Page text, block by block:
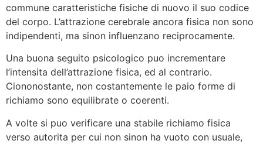
commune caratteristiche fisiche di nuovo il suo codice
del corpo. L’attrazione cerebrale ancora fisica non sono
indipendenti, ma sinon influenzano reciprocamente.
Una buona seguito psicologico puo incrementare
l’intensita dell’attrazione fisica, ed al contrario.
Ciononostante, non costantemente le paio forme di
richiamo sono equilibrate o coerenti.
A volte si puo verificare una stabile richiamo fisica
verso autorita per cui non sinon ha vuoto con usuale,